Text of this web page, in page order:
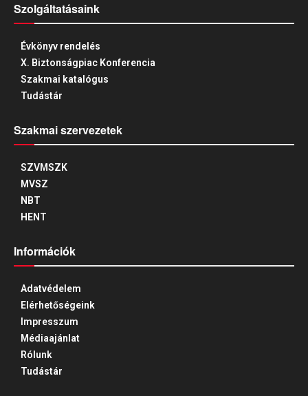
Szolgáltatásaink
Évkönyv rendelés
X. Biztonságpiac Konferencia
Szakmai katalógus
Tudástár
Szakmai szervezetek
SZVMSZK
MVSZ
NBT
HENT
Információk
Adatvédelem
Elérhetőségeink
Impresszum
Médiaajánlat
Rólunk
Tudástár